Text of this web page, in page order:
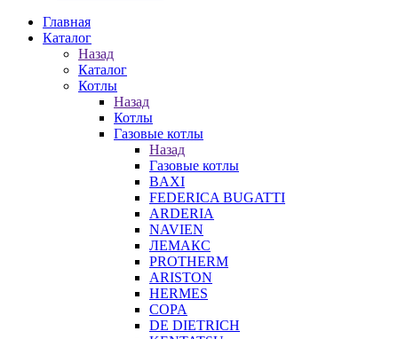
Главная
Каталог
Назад
Каталог
Котлы
Назад
Котлы
Газовые котлы
Назад
Газовые котлы
BAXI
FEDERICA BUGATTI
ARDERIA
NAVIEN
ЛЕМАКС
PROTHERM
ARISTON
HERMES
COPA
DE DIETRICH